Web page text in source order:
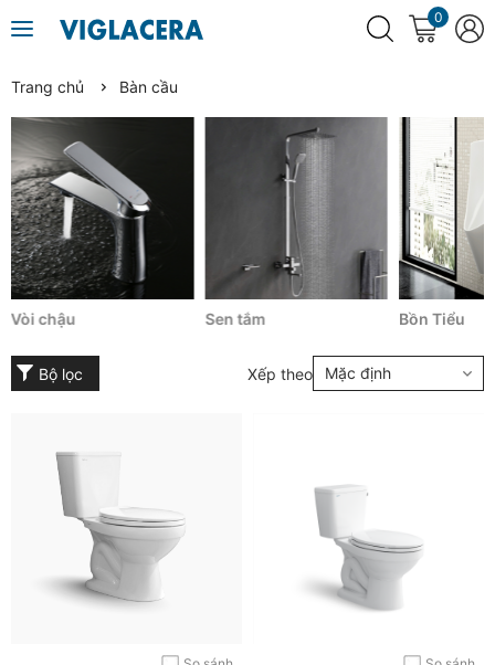
0
Trang chủ Bàn cầu
Vòi chậu Sen tắm Bồn Tiểu
Bộ lọc Xếp theo Mặc định